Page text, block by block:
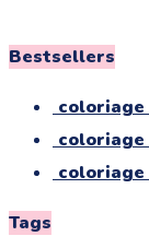
Bestsellers
Tags